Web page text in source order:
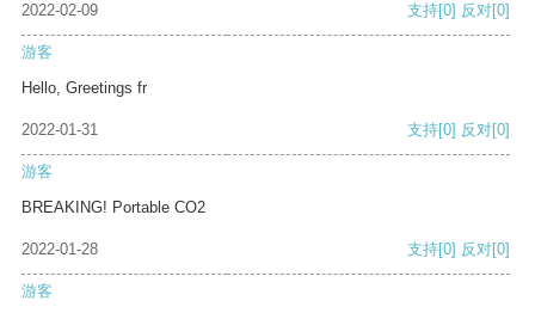
2022-02-09 支持[0] 反对[0]
游客
Hello, Greetings fr
2022-01-31 支持[0] 反对[0]
游客
BREAKING! Portable CO2
2022-01-28 支持[0] 反对[0]
游客